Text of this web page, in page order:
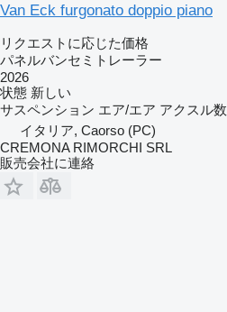
Van Eck furgonato doppio piano
リクエストに応じた価格
パネルバンセミトレーラー
2026
状態 新しい
サスペンション エア/エア アクスル数
イタリア, Caorso (PC)
CREMONA RIMORCHI SRL
販売会社に連絡